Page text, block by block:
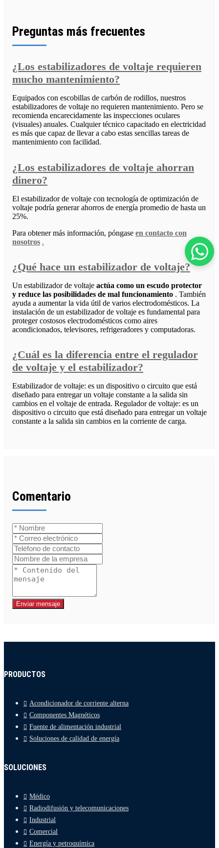
Preguntas más frecuentes
¿Los estabilizadores de voltaje requieren
mucho mantenimiento?
Equipados con escobillas de carbón de rodillos, nuestros
estabilizadores de voltaje no requieren mantenimiento. Pero se
recomienda encarecidamente las inspecciones oculares
(visuales) anuales. Cualquier técnico capacitado en electricidad
es más que capaz de llevar a cabo estas sencillas tareas de
mantenimiento con facilidad.
¿Los estabilizadores de voltaje ahorran
dinero?
El estabilizador de voltaje con tecnología de optimización de
voltaje podría generar ahorros de energía promedio de hasta un
25%.
Para obtener más información, póngase en contacto con
nosotros .
¿Qué hace un estabilizador de voltaje?
Un estabilizador de voltaje actúa como un escudo protector
y reduce las posibilidades de mal funcionamiento . También
ayuda a aumentar la vida útil de varios electrodomésticos. La
instalación de un estabilizador de voltaje es fundamental para
proteger costosos electrodomésticos como aires
acondicionados, televisores, refrigeradores y computadoras.
¿Cuál es la diferencia entre el regulador
de voltaje y el estabilizador?
Estabilizador de voltaje: es un dispositivo o circuito que está
diseñado para entregar un voltaje constante a la salida sin
cambios en el voltaje de entrada. Regulador de voltaje: es un
dispositivo o circuito que está diseñado para entregar un voltaje
constante a la salida sin cambios en la corriente de carga.
Comentario
Enviar mensaje
PRODUCTOS
Acondicionador de corriente alterna
Componentes Magnéticos
Fuente de alimentación industrial
Soluciones de calidad de energía
SOLUCIONES
Médico
Radiodifusión y telecomunicaciones
Industrial
Comercial
Energía y petroquímica